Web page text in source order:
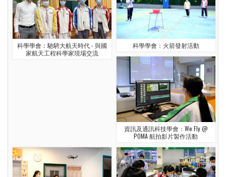
科學學會：馳騁大航天時代 - 與國
家航天工程科學家現場交流
科學學會：火箭發射活動
資訊及通訊科技學會：We Fly @
POMA 航拍影片製作活動